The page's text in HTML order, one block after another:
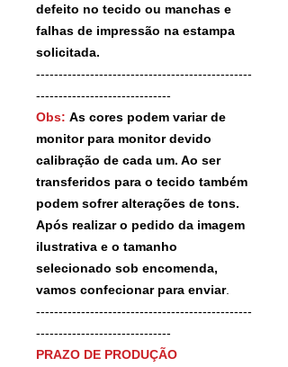
defeito no tecido ou manchas e
falhas de impressão na estampa
solicitada.
------------------------------------------------
------------------------------
Obs: As cores podem variar de
monitor para monitor devido
calibração de cada um. Ao ser
transferidos para o tecido também
podem sofrer alterações de tons.
Após realizar o pedido da imagem
ilustrativa e o tamanho
selecionado sob encomenda,
vamos confecionar para enviar.
------------------------------------------------
------------------------------
PRAZO DE PRODUÇÃO